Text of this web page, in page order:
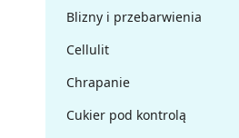
Blizny i przebarwienia
Cellulit
Chrapanie
Cukier pod kontrolą